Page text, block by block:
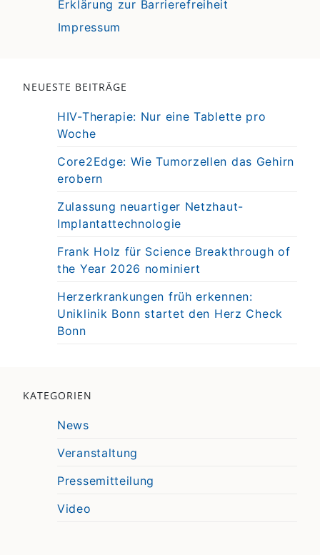
Erklärung zur Barrierefreiheit
Impressum
NEUESTE BEITRÄGE
HIV-Therapie: Nur eine Tablette pro
Woche
Core2Edge: Wie Tumorzellen das Gehirn
erobern
Zulassung neuartiger Netzhaut-
Implantattechnologie
Frank Holz für Science Breakthrough of
the Year 2026 nominiert
Herzerkrankungen früh erkennen:
Uniklinik Bonn startet den Herz Check
Bonn
KATEGORIEN
News
Veranstaltung
Pressemitteilung
Video